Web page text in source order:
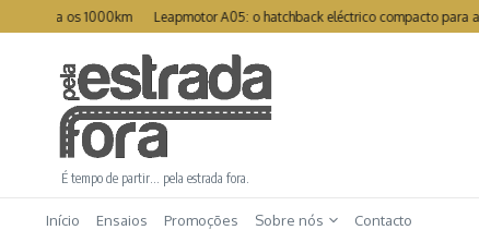
Ir para o conteúdo
os 1000km Leapmotor A05: o hatchback eléctrico compacto para a cidade
É tempo de partir… pela estrada fora.
Início Ensaios Promoções Sobre nós Contacto